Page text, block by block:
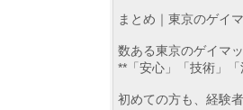
まとめ｜東京のゲイ
数ある東京のゲイマ
**「安心」「技術」
初めての方も、経験者